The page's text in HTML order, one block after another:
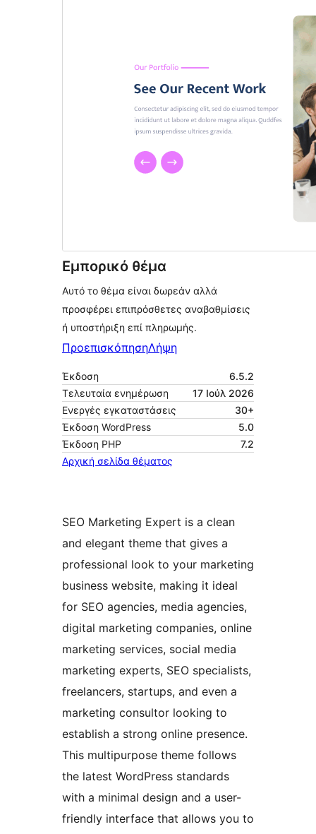
Εμπορικό θέμα
Αυτό το θέμα είναι δωρεάν αλλά
προσφέρει επιπρόσθετες αναβαθμίσεις
ή υποστήριξη επί πληρωμής.
ΠροεπισκόπησηΛήψη
Έκδοση
6.5.2
Τελευταία ενημέρωση
17 Ιούλ 2026
Ενεργές εγκαταστάσεις
30+
Έκδοση WordPress
5.0
Έκδοση ΡΗΡ
7.2
Αρχική σελίδα θέματος
SEO Marketing Expert is a clean
and elegant theme that gives a
professional look to your marketing
business website, making it ideal
for SEO agencies, media agencies,
digital marketing companies, online
marketing services, social media
marketing experts, SEO specialists,
freelancers, startups, and even a
marketing consultor looking to
establish a strong online presence.
This multipurpose theme follows
the latest WordPress standards
with a minimal design and a user-
friendly interface that allows you to